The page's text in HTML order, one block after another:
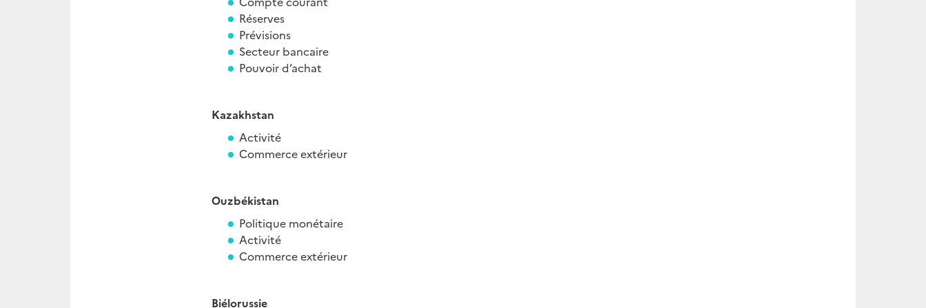
Réserves
Prévisions
Secteur bancaire
Pouvoir d’achat
Kazakhstan
Activité
Commerce extérieur
Ouzbékistan
Politique monétaire
Activité
Commerce extérieur
Biélorussie